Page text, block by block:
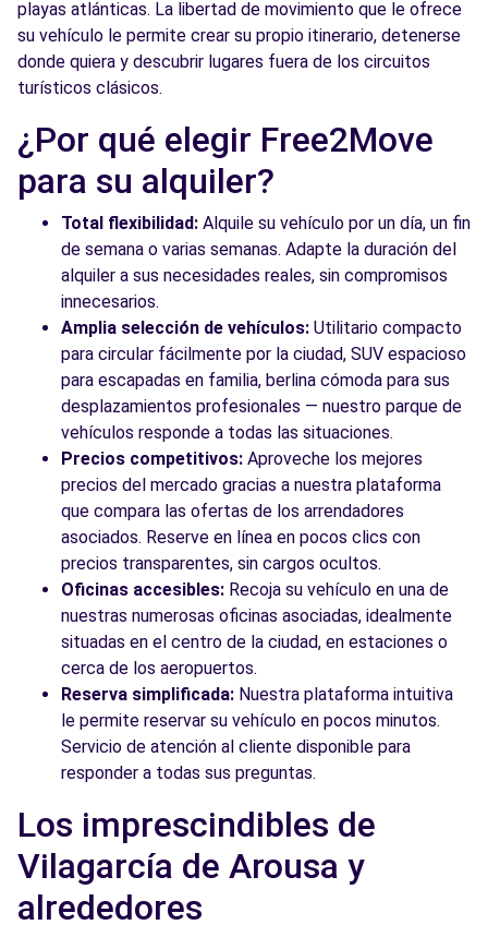
playas atlánticas. La libertad de movimiento que le ofrece
su vehículo le permite crear su propio itinerario, detenerse
donde quiera y descubrir lugares fuera de los circuitos
turísticos clásicos.
¿Por qué elegir Free2Move
para su alquiler?
Total flexibilidad: Alquile su vehículo por un día, un fin
de semana o varias semanas. Adapte la duración del
alquiler a sus necesidades reales, sin compromisos
innecesarios.
Amplia selección de vehículos: Utilitario compacto
para circular fácilmente por la ciudad, SUV espacioso
para escapadas en familia, berlina cómoda para sus
desplazamientos profesionales — nuestro parque de
vehículos responde a todas las situaciones.
Precios competitivos: Aproveche los mejores
precios del mercado gracias a nuestra plataforma
que compara las ofertas de los arrendadores
asociados. Reserve en línea en pocos clics con
precios transparentes, sin cargos ocultos.
Oficinas accesibles: Recoja su vehículo en una de
nuestras numerosas oficinas asociadas, idealmente
situadas en el centro de la ciudad, en estaciones o
cerca de los aeropuertos.
Reserva simplificada: Nuestra plataforma intuitiva
le permite reservar su vehículo en pocos minutos.
Servicio de atención al cliente disponible para
responder a todas sus preguntas.
Los imprescindibles de
Vilagarcía de Arousa y
alrededores